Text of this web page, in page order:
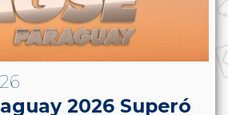
2026 Superó